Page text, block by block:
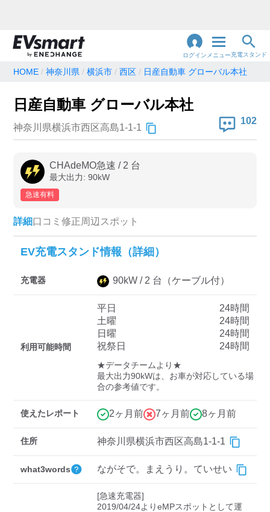
ログイン メニュー充電スタンド
地名・観光スポット・住所で検索
充電器の種類
急速充電器のみ表示
高速道路上のみ表示
認証システム
三菱ディーラーを表示
日産ディーラーを表示
中速-20kW-以上 急速-44kW-以上
HOME 神奈川県 横浜市 西区 日産自動車 グローバル本社
日産自動車 グローバル本社
神奈川県横浜市西区高島1-1-1
102
CHAdeMO急速 / 2 台
最大出力: 90kW
急速有料
詳細口コミ 修正周辺スポット
EV充電スタンド情報（詳細）
充電器 90kW / 2 台 （ケーブル付）
利用可能時間
平日
24時間
土曜
24時間
日曜
24時間
祝祭日
24時間
★データチームより★
最大出力90kWは、お車が対応している場
合の参考値です。
使えたレポート 2ヶ月前 7ヶ月前 8ヶ月前
住所 神奈川県横浜市西区高島1-1-1
what3words ながそで。まえうり。ていせい
[急速充電器]
2019/04/24よりeMPスポットとして運